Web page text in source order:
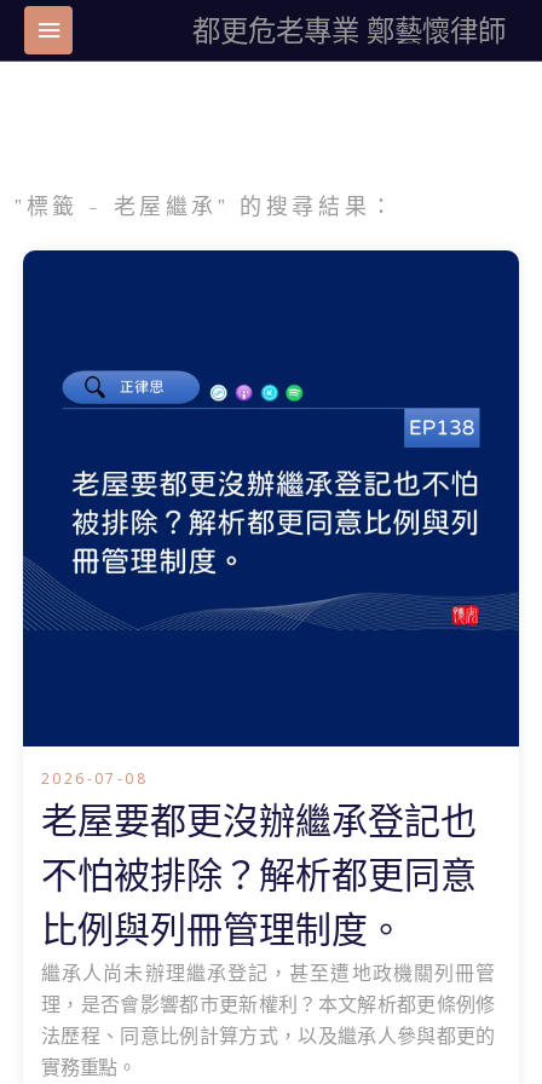
都更危老專業 鄭藝懷律師
"標籤 - 老屋繼承" 的搜尋結果：
2026-07-08
老屋要都更沒辦繼承登記也
不怕被排除？解析都更同意
比例與列冊管理制度。
繼承人尚未辦理繼承登記，甚至遭地政機關列冊管
理，是否會影響都市更新權利？本文解析都更條例修
法歷程、同意比例計算方式，以及繼承人參與都更的
實務重點。